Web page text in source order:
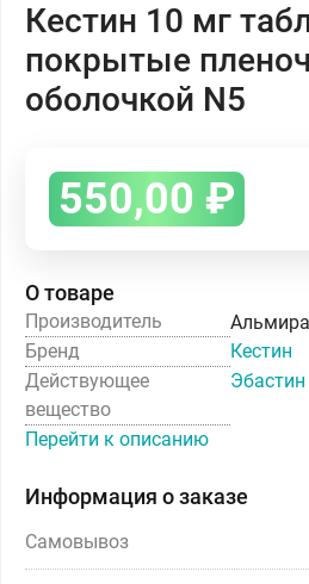
Кестин 10 мг
покрытые
оболочкой N5
550,00 ₽
О товаре
Производитель
Бренд
Кестин
Действующее
вещество
Эбастин
Перейти к описанию
Информация о заказе
Самовывоз